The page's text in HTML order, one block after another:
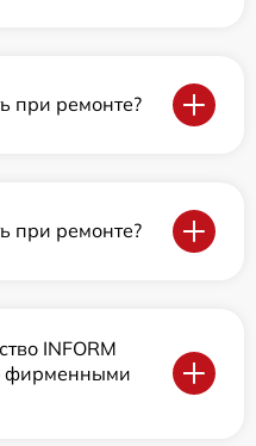
при ремонте?
при ремонте?
INFORM
фирменными